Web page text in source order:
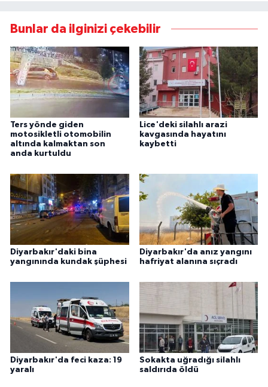
Bunlar da ilginizi çekebilir
Ters yönde giden
motosikletli otomobilin
altında kalmaktan son
anda kurtuldu
Lice'deki silahlı arazi
kavgasında hayatını
kaybetti
Diyarbakır'daki bina
yangınında kundak şüphesi
Diyarbakır'da anız yangını
hafriyat alanına sıçradı
Diyarbakır'da feci kaza: 19
yaralı
Sokakta uğradığı silahlı
saldırıda öldü